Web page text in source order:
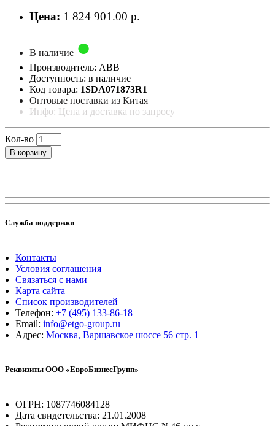
Цена: 1 824 901.00 р.
В наличие
Производитель: ABB
Доступность: в наличие
Код товара: 1SDA071873R1
Оптовые поставки из Китая
Инфо: Цена и доставка по запросу
Кол-во
В корзину
Служба поддержки
Контакты
Условия соглашения
Связаться с нами
Карта сайта
Список производителей
Телефон: +7 (495) 133-86-18
Email: info@etgo-group.ru
Адрес: Москва, Варшавское шоссе 56 стр. 1
Реквизиты ООО «ЕвроБизнесГрупп»
ОГРН: 1087746084128
Дата свидетельства: 21.01.2008